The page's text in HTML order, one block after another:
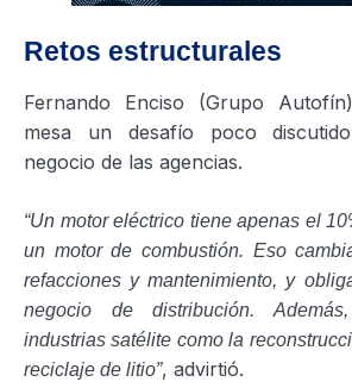
Retos estructurales
Fernando Enciso (Grupo
mesa un desafío poco
negocio de las agencias.
“Un motor eléctrico tiene apenas el
un motor de combustión. Eso
refacciones y mantenimiento, y
negocio de distribución.
industrias satélite como la
reciclaje de litio”, advirtió.